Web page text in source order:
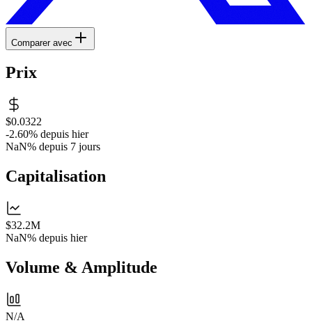
Comparer avec
Prix
$0.0322
-2.60% depuis hier
NaN% depuis 7 jours
Capitalisation
$32.2M
NaN% depuis hier
Volume & Amplitude
N/A